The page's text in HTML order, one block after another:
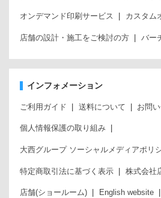
オンデマンド印刷サービス カスタム
店舗の設計・施工をご検討の方 バー
インフォメーション
ご利用ガイド 送料について お問
個人情報保護の取り組み
大西グループ ソーシャルメディアポリ
特定商取引法に基づく表示 株式会社
店舗(ショールーム) English website